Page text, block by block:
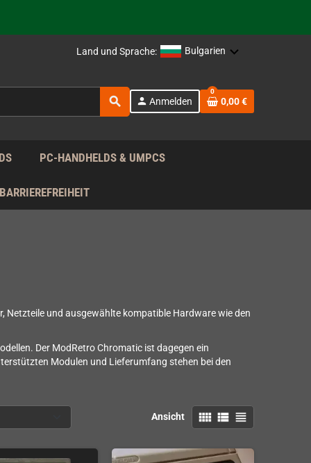
Land und Sprache: Bulgarien
search person Anmelden
0
0,00 €
PC-HANDHELDS & UMPCS
Netzteile und ausgewählte kompatible Hardware wie den
Der ModRetro Chromatic ist dagegen ein
Modulen und Lieferumfang stehen bei den
Ansicht view_comfy view_list view_headline